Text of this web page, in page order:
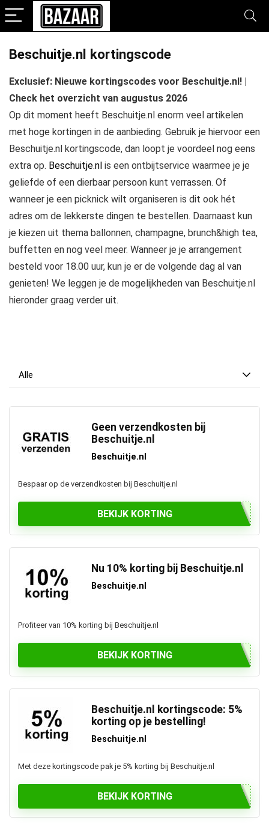
Beschuitje.nl kortingscode
Exclusief: Nieuwe kortingscodes voor Beschuitje.nl! |
Check het overzicht van augustus 2026
Op dit moment heeft Beschuitje.nl enorm veel artikelen
met hoge kortingen in de aanbieding. Gebruik je hiervoor een
Beschuitje.nl kortingscode, dan loopt je voordeel nog eens
extra op. Beschuitje.nl is een ontbijtservice waarmee je je
geliefde of een dierbaar persoon kunt verrassen. Of
wanneer je een picknick wilt organiseren is dit ook hét
adres om de lekkerste dingen te bestellen. Daarnaast kun
je kiezen uit thema ballonnen, champagne, brunch&high tea,
buffetten en nog veel meer. Wanneer je je arrangement
besteld voor 18.00 uur, kun je er de volgende dag al van
genieten! We leggen je de mogelijkheden van Beschuitje.nl
hieronder graag verder uit.
Alle
Geen verzendkosten bij
Beschuitje.nl
Beschuitje.nl
Bespaar op de verzendkosten bij Beschuitje.nl
BEKIJK KORTING
Nu 10% korting bij Beschuitje.nl
Beschuitje.nl
Profiteer van 10% korting bij Beschuitje.nl
BEKIJK KORTING
Beschuitje.nl kortingscode: 5%
korting op je bestelling!
Beschuitje.nl
Met deze kortingscode pak je 5% korting bij Beschuitje.nl
BEKIJK KORTING